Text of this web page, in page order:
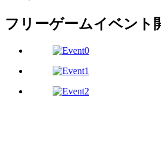
フリーゲームイベント